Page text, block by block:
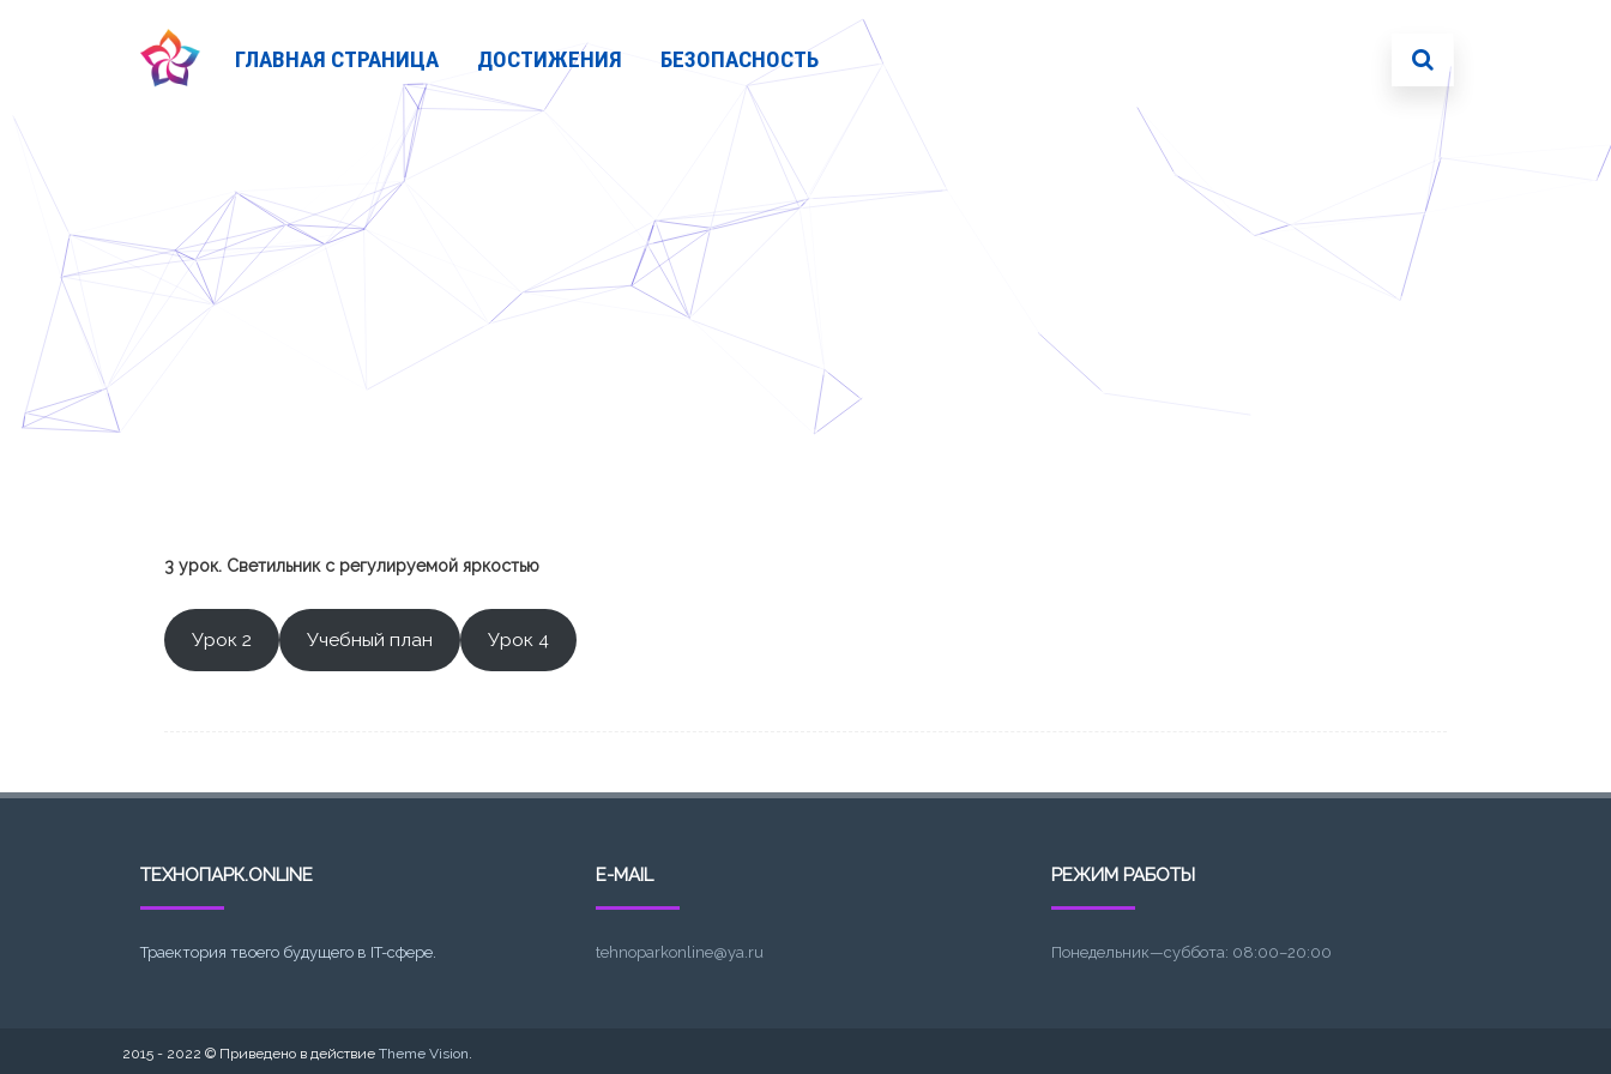
ГЛАВНАЯ СТРАНИЦА ДОСТИЖЕНИЯ БЕЗОПАСНОСТЬ
3 урок. Светильник с регулируемой яркостью
Урок 2 Учебный план Урок 4
ТЕХНОПАРК.ONLINE
Траектория твоего будущего в IT-сфере.
E-MAIL
tehnoparkonline@ya.ru
РЕЖИМ РАБОТЫ
Понедельник—суббота: 08:00–20:00
2015 - 2022 © Приведено в действие Theme Vision